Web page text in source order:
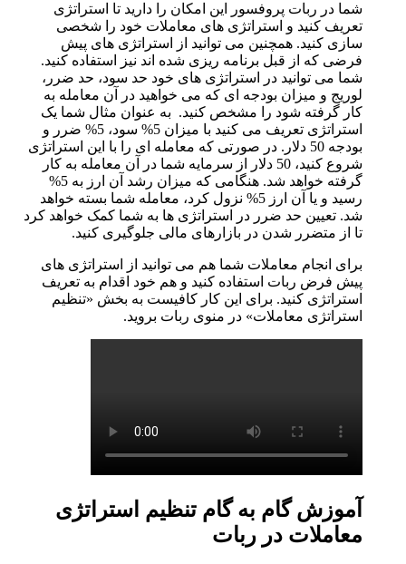
شما در ربات پروفسور این امکان را دارید تا استراتژی
تعریف کنید و استراتژی های معاملات خود را شخصی
سازی کنید. همچنین می توانید از استراتژی های پیش
فرضی که از قبل برنامه ریزی شده اند نیز استفاده کنید.
شما می توانید در استراتژی های خود حد سود، حد ضرر،
لوریج و میزان بودجه ای که می خواهید در آن معامله به
کار گرفته شود را مشخص کنید. به عنوان مثال شما یک
استراتژی تعریف می کنید با میزان 5% سود، 5% ضرر و
بودجه 50 دلار. در صورتی که معامله ای را با این استراتژی
شروع کنید، 50 دلار از سرمایه شما در آن معامله به کار
گرفته خواهد شد. هنگامی که میزان رشد آن ارز به 5%
رسید و یا آن ارز 5% نزول کرد، معامله شما بسته خواهد
شد. تعیین حد ضرر در استراتژی ها به شما کمک خواهد کرد
تا از متضرر شدن در بازارهای مالی جلوگیری کنید.
برای انجام معاملات شما هم می توانید از استراتژی های
پیش فرض ربات استفاده کنید و هم خود اقدام به تعریف
استراتژی کنید. برای این کار کافیست به بخش «تنظیم
استراتژی معاملات» در منوی ربات بروید.
آموزش گام به گام تنظیم استراتژی
معاملات در ربات